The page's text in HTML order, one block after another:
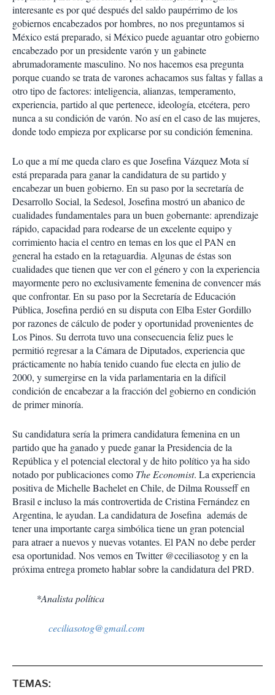
interesante es por qué después del saldo paupérrimo de los
gobiernos encabezados por hombres, no nos preguntamos si
México está preparado, si México puede aguantar otro gobierno
encabezado por un presidente varón y un gabinete
abrumadoramente masculino. No nos hacemos esa pregunta
porque cuando se trata de varones achacamos sus faltas y fallas a
otro tipo de factores: inteligencia, alianzas, temperamento,
experiencia, partido al que pertenece, ideología, etcétera, pero
nunca a su condición de varón. No así en el caso de las mujeres,
donde todo empieza por explicarse por su condición femenina.
Lo que a mí me queda claro es que Josefina Vázquez Mota sí
está preparada para ganar la candidatura de su partido y
encabezar un buen gobierno. En su paso por la secretaría de
Desarrollo Social, la Sedesol, Josefina mostró un abanico de
cualidades fundamentales para un buen gobernante: aprendizaje
rápido, capacidad para rodearse de un excelente equipo y
corrimiento hacia el centro en temas en los que el PAN en
general ha estado en la retaguardia. Algunas de éstas son
cualidades que tienen que ver con el género y con la experiencia
mayormente pero no exclusivamente femenina de convencer más
que confrontar. En su paso por la Secretaría de Educación
Pública, Josefina perdió en su disputa con Elba Ester Gordillo
por razones de cálculo de poder y oportunidad provenientes de
Los Pinos. Su derrota tuvo una consecuencia feliz pues le
permitió regresar a la Cámara de Diputados, experiencia que
prácticamente no había tenido cuando fue electa en julio de
2000, y sumergirse en la vida parlamentaria en la difícil
condición de encabezar a la fracción del gobierno en condición
de primer minoría.
Su candidatura sería la primera candidatura femenina en un
partido que ha ganado y puede ganar la Presidencia de la
República y el potencial electoral y de hito político ya ha sido
notado por publicaciones como The Economist. La experiencia
positiva de Michelle Bachelet en Chile, de Dilma Rousseff en
Brasil e incluso la más controvertida de Cristina Fernández en
Argentina, le ayudan. La candidatura de Josefina además de
tener una importante carga simbólica tiene un gran potencial
para atraer a nuevos y nuevas votantes. El PAN no debe perder
esa oportunidad. Nos vemos en Twitter @ceciliasotog y en la
próxima entrega prometo hablar sobre la candidatura del PRD.
*Analista política
ceciliasotog@gmail.com
TEMAS: